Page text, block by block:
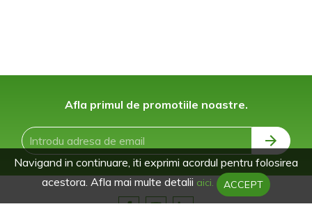
Afla primul de promotiile noastre.
Navigand in continuare, iti exprimi acordul pentru folosirea
acestora. Afla mai multe detalii aici. ACCEPT